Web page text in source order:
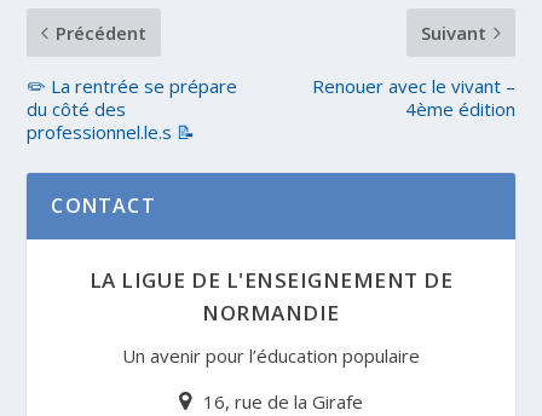
Précédent
✏️ La rentrée se prépare
du côté des
professionnel.le.s 📝
Suivant
Renouer avec le vivant –
4ème édition
CONTACT
LA LIGUE DE L'ENSEIGNEMENT DE
NORMANDIE
Un avenir pour l’éducation populaire
16, rue de la Girafe